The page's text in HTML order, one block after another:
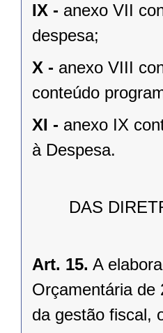
IX - anexo VII
despesa;
X - anexo VIII
conteúdo
XI - anexo IX
à Despesa.
DAS
Art. 15. A
Orçamentária de
da gestão fiscal,